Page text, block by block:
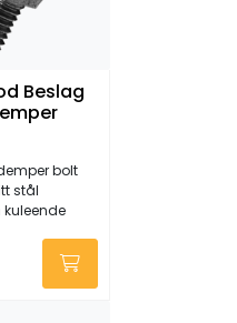
Beslag
bolt
stål
kuleende